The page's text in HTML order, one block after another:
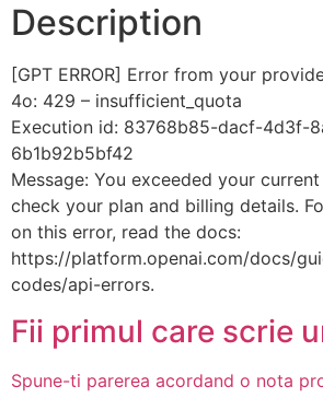
Description
[GPT ERROR] Error from your
4o: 429 – insufficient_quota
Execution id: 83768b85-dacf-4d3f-
6b1b92b5bf42
Message: You exceeded your
check your plan and billing details.
on this error, read the docs:
https://platform.openai.com/docs/
codes/api-errors.
Fii primul care scrie
Spune-ti parerea acordand o nota